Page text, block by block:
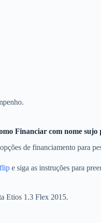
Financiar com nome sujo
de financiamento para
e siga as instruções para
Etios 1.3 Flex 2015.